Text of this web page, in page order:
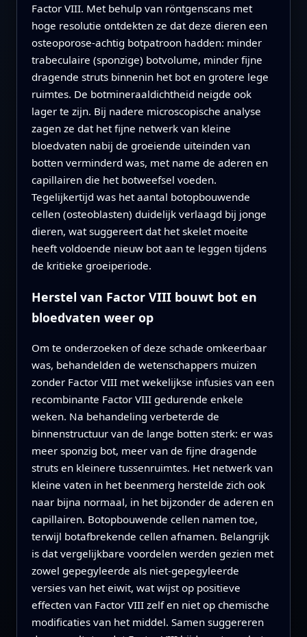
Factor VIII. Met behulp van röntgenscans met
hoge resolutie ontdekten ze dat deze dieren een
osteoporose-achtig botpatroon hadden: minder
trabeculaire (sponzige) botvolume, minder fijne
dragende struts binnenin het bot en grotere lege
ruimtes. De botmineraaldichtheid neigde ook
lager te zijn. Bij nadere microscopische analyse
zagen ze dat het fijne netwerk van kleine
bloedvaten nabij de groeiende uiteinden van
botten verminderd was, met name de aderen en
capillairen die het botweefsel voeden.
Tegelijkertijd was het aantal botopbouwende
cellen (osteoblasten) duidelijk verlaagd bij jonge
dieren, wat suggereert dat het skelet moeite
heeft voldoende nieuw bot aan te leggen tijdens
de kritieke groeiperiode.
Herstel van Factor VIII bouwt bot en
bloedvaten weer op
Om te onderzoeken of deze schade omkeerbaar
was, behandelden de wetenschappers muizen
zonder Factor VIII met wekelijkse infusies van een
recombinante Factor VIII gedurende enkele
weken. Na behandeling verbeterde de
binnenstructuur van de lange botten sterk: er was
meer sponzig bot, meer van de fijne dragende
struts en kleinere tussenruimtes. Het netwerk van
kleine vaten in het beenmerg herstelde zich ook
naar bijna normaal, in het bijzonder de aderen en
capillairen. Botopbouwende cellen namen toe,
terwijl botafbrekende cellen afnamen. Belangrijk
is dat vergelijkbare voordelen werden gezien met
zowel gepegyleerde als niet-gepegyleerde
versies van het eiwit, wat wijst op positieve
effecten van Factor VIII zelf en niet op chemische
modificaties van het middel. Samen suggereren